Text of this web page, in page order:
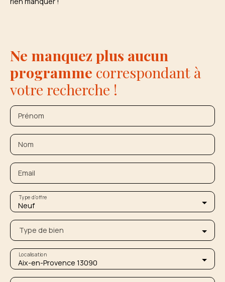
Ne manquez plus aucun
programme correspondant à
votre recherche !
Prénom
Nom
Email
Neuf
Type d'offre
Type de bien
Aix-en-Provence 13090
Localisation